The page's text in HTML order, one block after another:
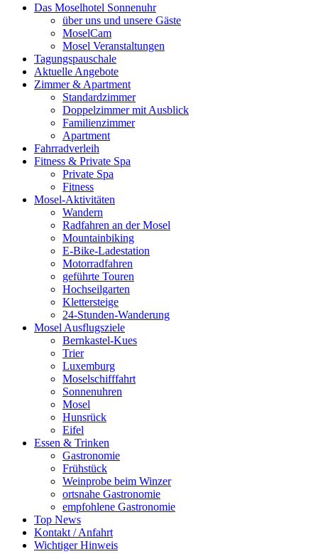
Das Moselhotel Sonnenuhr
über uns und unsere Gäste
MoselCam
Mosel Veranstaltungen
Tagungspauschale
Aktuelle Angebote
Zimmer & Apartment
Standardzimmer
Doppelzimmer mit Ausblick
Familienzimmer
Apartment
Fahrradverleih
Fitness & Private Spa
Private Spa
Fitness
Mosel-Aktivitäten
Wandern
Radfahren an der Mosel
Mountainbiking
E-Bike-Ladestation
Motorradfahren
geführte Touren
Hochseilgarten
Klettersteige
24-Stunden-Wanderung
Mosel Ausflugsziele
Bernkastel-Kues
Trier
Luxemburg
Moselschifffahrt
Sonnenuhren
Mosel
Hunsrück
Eifel
Essen & Trinken
Gastronomie
Frühstück
Weinprobe beim Winzer
ortsnahe Gastronomie
empfohlene Gastronomie
Top News
Kontakt / Anfahrt
Wichtiger Hinweis